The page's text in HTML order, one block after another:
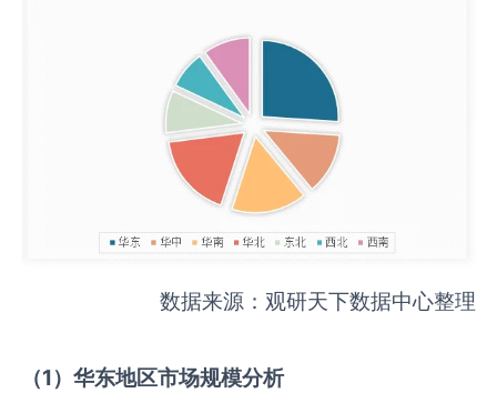
数据来源：观研天下数据中心整理
（1）华东地区市场规模分析